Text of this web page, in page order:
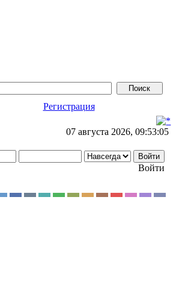
Регистрация
07 августа 2026, 09:53:05
Войти